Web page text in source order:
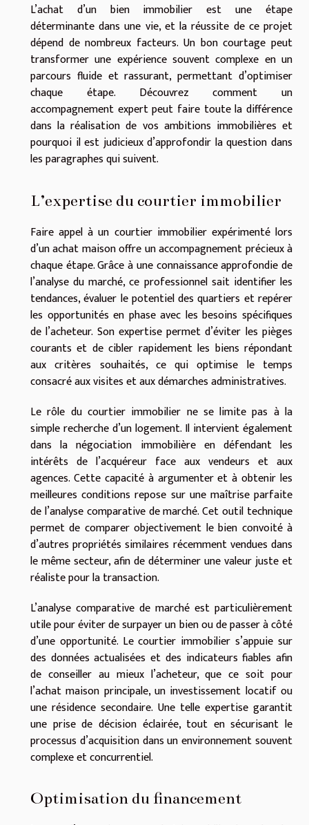
L’achat d’un bien immobilier est une étape
déterminante dans une vie, et la réussite de ce projet
dépend de nombreux facteurs. Un bon courtage peut
transformer une expérience souvent complexe en un
parcours fluide et rassurant, permettant d’optimiser
chaque étape. Découvrez comment un
accompagnement expert peut faire toute la différence
dans la réalisation de vos ambitions immobilières et
pourquoi il est judicieux d’approfondir la question dans
les paragraphes qui suivent.
L’expertise du courtier immobilier
Faire appel à un courtier immobilier expérimenté lors
d’un achat maison offre un accompagnement précieux à
chaque étape. Grâce à une connaissance approfondie de
l’analyse du marché, ce professionnel sait identifier les
tendances, évaluer le potentiel des quartiers et repérer
les opportunités en phase avec les besoins spécifiques
de l’acheteur. Son expertise permet d’éviter les pièges
courants et de cibler rapidement les biens répondant
aux critères souhaités, ce qui optimise le temps
consacré aux visites et aux démarches administratives.
Le rôle du courtier immobilier ne se limite pas à la
simple recherche d’un logement. Il intervient également
dans la négociation immobilière en défendant les
intérêts de l’acquéreur face aux vendeurs et aux
agences. Cette capacité à argumenter et à obtenir les
meilleures conditions repose sur une maîtrise parfaite
de l’analyse comparative de marché. Cet outil technique
permet de comparer objectivement le bien convoité à
d’autres propriétés similaires récemment vendues dans
le même secteur, afin de déterminer une valeur juste et
réaliste pour la transaction.
L’analyse comparative de marché est particulièrement
utile pour éviter de surpayer un bien ou de passer à côté
d’une opportunité. Le courtier immobilier s’appuie sur
des données actualisées et des indicateurs fiables afin
de conseiller au mieux l’acheteur, que ce soit pour
l’achat maison principale, un investissement locatif ou
une résidence secondaire. Une telle expertise garantit
une prise de décision éclairée, tout en sécurisant le
processus d’acquisition dans un environnement souvent
complexe et concurrentiel.
Optimisation du financement